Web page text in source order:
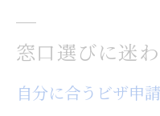
窓口選びに迷
自分に合うビザ申